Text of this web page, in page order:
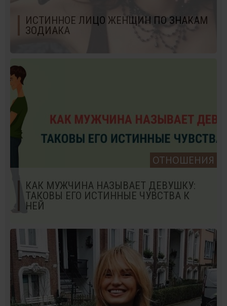
ИСТИННОЕ ЛИЦО ЖЕНЩИН ПО ЗНАКАМ
ЗОДИАКА
ОТНОШЕНИЯ
КАК МУЖЧИНА НАЗЫВАЕТ ДЕВУШКУ:
ТАКОВЫ ЕГО ИСТИННЫЕ ЧУВСТВА К
НЕЙ